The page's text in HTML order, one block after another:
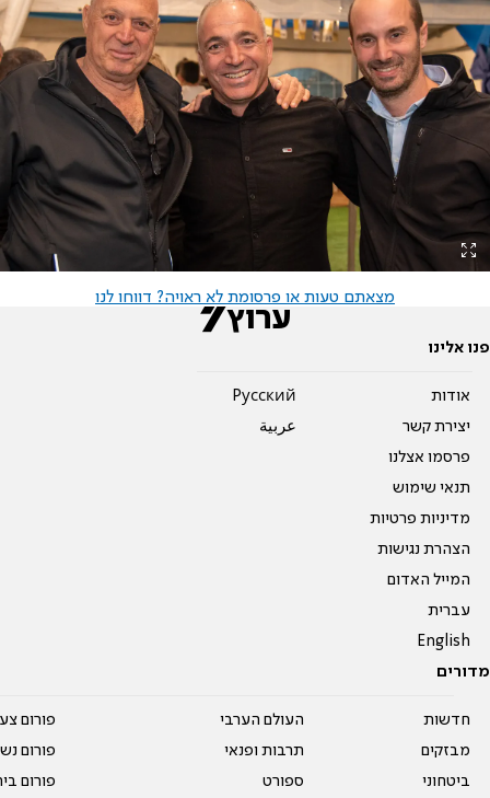
מצאתם טעות או פרסומת לא ראויה? דווחו לנו
פנו אלינו
אודות
יצירת קשר
פרסמו אצלנו
תנאי שימוש
מדיניות פרטיות
הצהרת נגישות
המייל האדום
עברית
English
Pусский
عربية
מדורים
חדשות
מבזקים
ביטחוני
העולם הערבי
תרבות ופנאי
ספורט
פורום
פורום
פורום